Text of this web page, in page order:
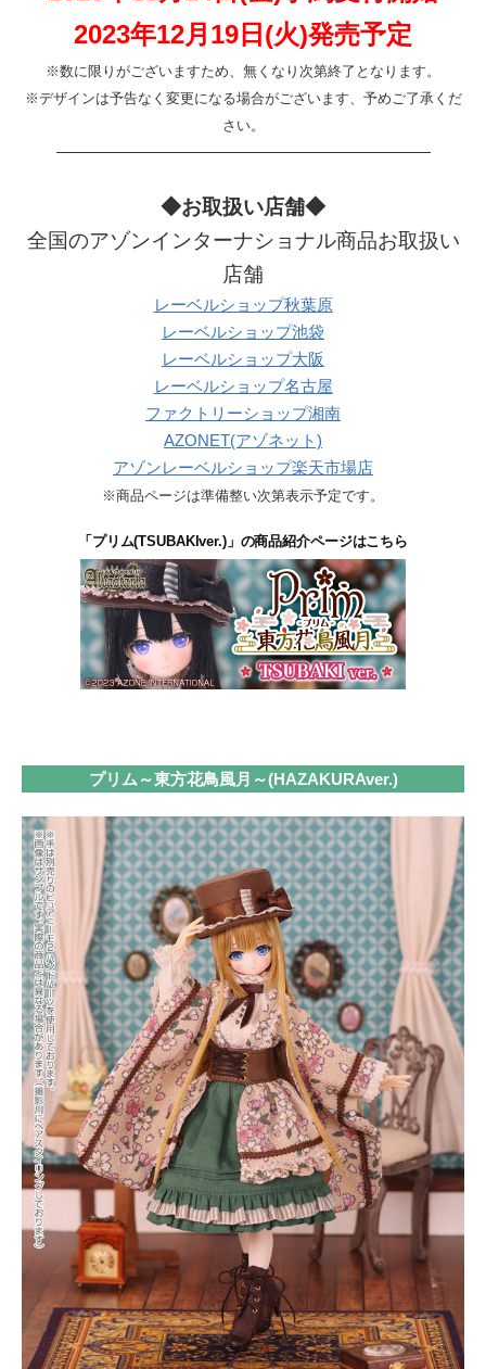
2023年12月19日(火)発売予定
※数に限りがございますため、無くなり次第終了となります。
※デザインは予告なく変更になる場合がございます、予めご了承くだ
さい。
———————————————————————
◆お取扱い店舗◆
全国のアゾンインターナショナル商品お取扱い
店舗
レーベルショップ秋葉原
レーベルショップ池袋
レーベルショップ大阪
レーベルショップ名古屋
ファクトリーショップ湘南
AZONET(アゾネット)
アゾンレーベルショップ楽天市場店
※商品ページは準備整い次第表示予定です。
「プリム(TSUBAKIver.)」の商品紹介ページはこちら
プリム～東方花鳥風月～(HAZAKURAver.)